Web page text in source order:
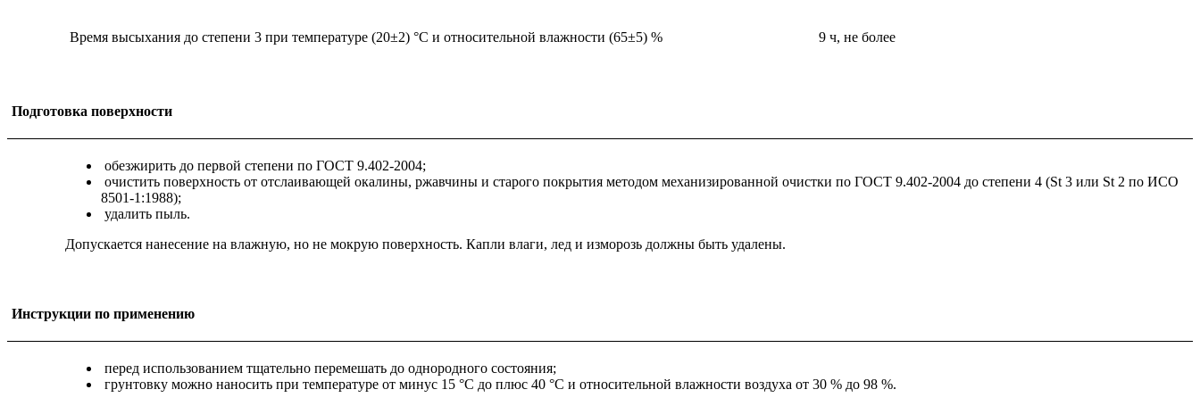
Время высыхания до степени 3 при температуре (20±2) °С и относительной влажности (65±5) % 9 ч, не более
Подготовка поверхности
обезжирить до первой степени по ГОСТ 9.402-2004;
очистить поверхность от отслаивающей окалины, ржавчины и старого покрытия методом механизированной очистки по ГОСТ 9.402-2004 до степени 4 (St 3 или St 2 по ИСО
8501-1:1988);
удалить пыль.
Допускается нанесение на влажную, но не мокрую поверхность. Капли влаги, лед и изморозь должны быть удалены.
Инструкции по применению
перед использованием тщательно перемешать до однородного состояния;
грунтовку можно наносить при температуре от минус 15 °С до плюс 40 °С и относительной влажности воздуха от 30 % до 98 %.